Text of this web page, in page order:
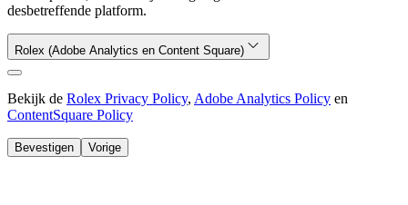
desbetreffende platform.
Rolex (Adobe Analytics en Content Square)
Bekijk de Rolex Privacy Policy, Adobe Analytics Policy en
ContentSquare Policy
Bevestigen Vorige